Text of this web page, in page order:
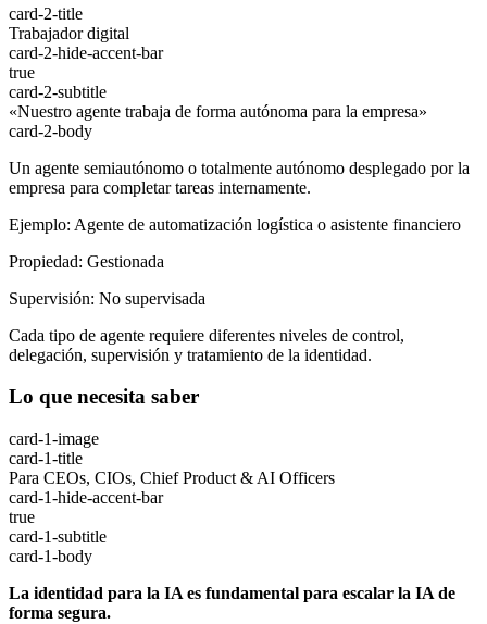
card-2-title
Trabajador digital
card-2-hide-accent-bar
true
card-2-subtitle
«Nuestro agente trabaja de forma autónoma para la empresa»
card-2-body
Un agente semiautónomo o totalmente autónomo desplegado por la
empresa para completar tareas internamente.
Ejemplo: Agente de automatización logística o asistente financiero
Propiedad: Gestionada
Supervisión: No supervisada
Cada tipo de agente requiere diferentes niveles de control,
delegación, supervisión y tratamiento de la identidad.
Lo que necesita saber
card-1-image
card-1-title
Para CEOs, CIOs, Chief Product & AI Officers
card-1-hide-accent-bar
true
card-1-subtitle
card-1-body
La identidad para la IA es fundamental para escalar la IA de
forma segura.